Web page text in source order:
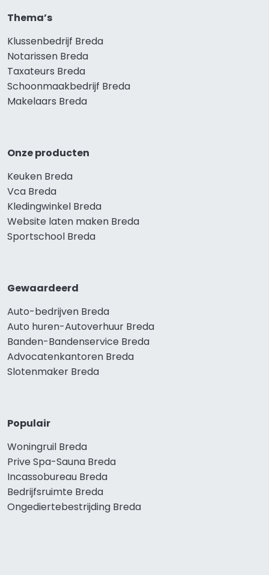
Thema’s
Klussenbedrijf Breda
Notarissen Breda
Taxateurs Breda
Schoonmaakbedrijf Breda
Makelaars Breda
Onze producten
Keuken Breda
Vca Breda
Kledingwinkel Breda
Website laten maken Breda
Sportschool Breda
Gewaardeerd
Auto-bedrijven Breda
Auto huren-Autoverhuur Breda
Banden-Bandenservice Breda
Advocatenkantoren Breda
Slotenmaker Breda
Populair
Woningruil Breda
Prive Spa-Sauna Breda
Incassobureau Breda
Bedrijfsruimte Breda
Ongediertebestrijding Breda